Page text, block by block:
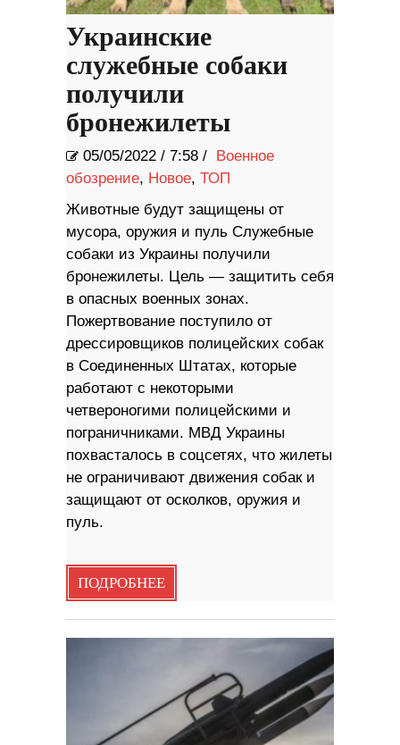
Украинские
служебные собаки
получили
бронежилеты
05/05/2022 / 7:58 / Военное
обозрение, Новое, ТОП
Животные будут защищены от
мусора, оружия и пуль Служебные
собаки из Украины получили
бронежилеты. Цель — защитить себя
в опасных военных зонах.
Пожертвование поступило от
дрессировщиков полицейских собак
в Соединенных Штатах, которые
работают с некоторыми
четвероногими полицейскими и
пограничниками. МВД Украины
похвасталось в соцсетях, что жилеты
не ограничивают движения собак и
защищают от осколков, оружия и
пуль.
ПОДРОБНЕЕ